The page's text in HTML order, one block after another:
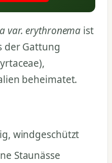
var. erythronema ist
der Gattung
beheimatet.
windgeschützt
Staunässe